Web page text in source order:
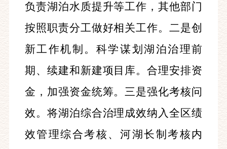
负责湖泊水质提升等工作，其他部门
按照职责分工做好相关工作。二是创
新工作机制。科学谋划湖泊治理前
期、续建和新建项目库。合理安排资
金，加强资金统筹。三是强化考核问
效。将湖泊综合治理成效纳入全区绩
效管理综合考核、河湖长制考核内